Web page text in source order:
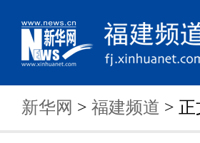
新华网 > 福建频道 > 正